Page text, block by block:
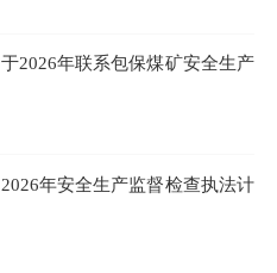
2026年联系包保煤矿安全生产
年安全生产监督检查执法计